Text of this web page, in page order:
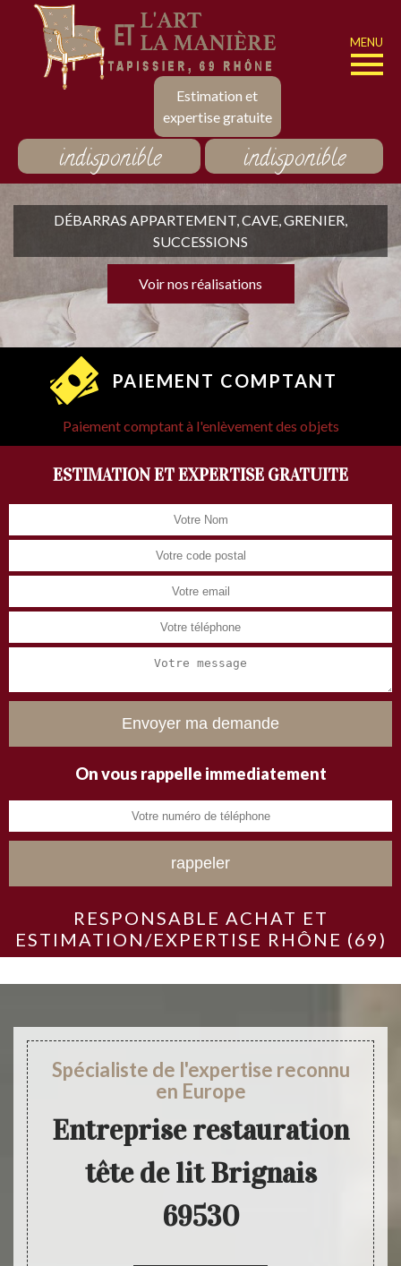
Estimation et
expertise gratuite
MENU
indisponible indisponible
DÉBARRAS APPARTEMENT, CAVE, GRENIER,
SUCCESSIONS
Voir nos réalisations
PAIEMENT COMPTANT
Paiement comptant à l'enlèvement des objets
ESTIMATION ET EXPERTISE GRATUITE
On vous rappelle immediatement
RESPONSABLE ACHAT ET
ESTIMATION/EXPERTISE RHÔNE (69)
Spécialiste de l'expertise reconnu
en Europe
Entreprise restauration
tête de lit Brignais
69530